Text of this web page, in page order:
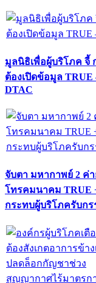
มูลนิธิเพื่อผู้บริโภค จี้
ต้องเปิดข้อมูล TRUE
DTAC
จับตา มหากาพย์ 2 ค่
โทรคมนาคม TRUE
กระทบผู้บริโภครับกร